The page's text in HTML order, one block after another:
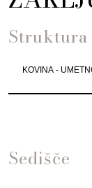
Struktura
KOVINA -
Sedišče